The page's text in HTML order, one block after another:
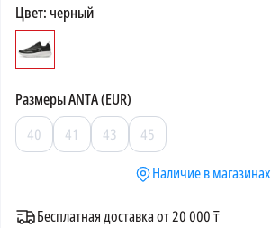
Цвет:черный
РазмерыANTA (EUR)
40 41 43
45
Наличие в магазинах
Бесплатная доставка от 20 000 ₸